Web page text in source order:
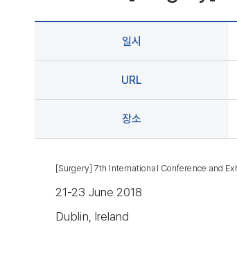
일시
URL
장소
[Surgery] 7th International Conference and
21-23 June2018
Dublin, Ireland